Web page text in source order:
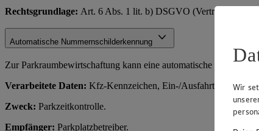
Rechtsgrundlage: Art. 6 Abs. 1 lit. b) DSGVO
Automatische Nummernschilderkennung
Zur Parkraumbewirtschaftung kann eine automatische
Verarbeitete Daten: Kfz-Kennzeichen, Ein-/Ausfahrtszeit.
Zweck: Parkzeitkontrolle.
Empfänger: Parkplatzbetreiber.
Wir